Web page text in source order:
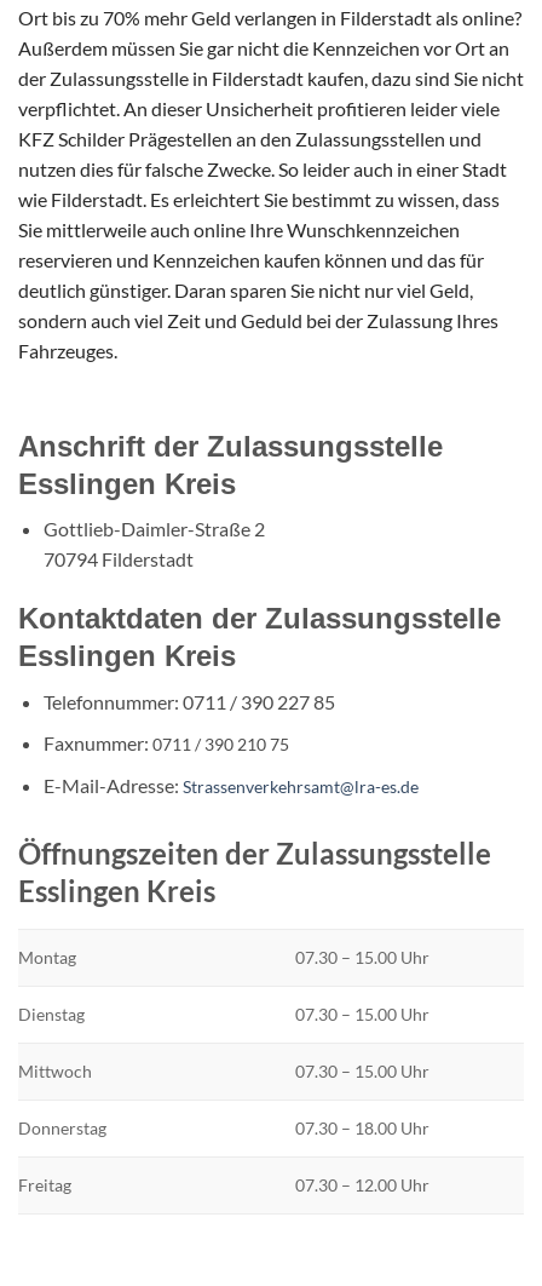
Ort bis zu 70% mehr Geld verlangen in Filderstadt als online?
Außerdem müssen Sie gar nicht die Kennzeichen vor Ort an
der Zulassungsstelle in Filderstadt kaufen, dazu sind Sie nicht
verpflichtet. An dieser Unsicherheit profitieren leider viele
KFZ Schilder Prägestellen an den Zulassungsstellen und
nutzen dies für falsche Zwecke. So leider auch in einer Stadt
wie Filderstadt. Es erleichtert Sie bestimmt zu wissen, dass
Sie mittlerweile auch online Ihre Wunschkennzeichen
reservieren und Kennzeichen kaufen können und das für
deutlich günstiger. Daran sparen Sie nicht nur viel Geld,
sondern auch viel Zeit und Geduld bei der Zulassung Ihres
Fahrzeuges.
Anschrift der Zulassungsstelle
Esslingen Kreis
Gottlieb-Daimler-Straße 2
70794 Filderstadt
Kontaktdaten der Zulassungsstelle
Esslingen Kreis
Telefonnummer: 0711 / 390 227 85
Faxnummer: 0711 / 390 210 75
E-Mail-Adresse: Strassenverkehrsamt@lra-es.de
Öffnungszeiten der Zulassungsstelle
Esslingen Kreis
Montag 07.30 – 15.00 Uhr
Dienstag 07.30 – 15.00 Uhr
Mittwoch 07.30 – 15.00 Uhr
Donnerstag 07.30 – 18.00 Uhr
Freitag 07.30 – 12.00 Uhr